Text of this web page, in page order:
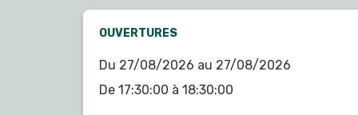
OUVERTURES
Du 27/08/2026 au 27/08/2026
De 17:30:00 à 18:30:00